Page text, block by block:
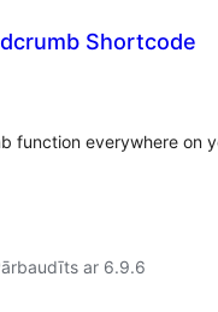
Shortcode
function everywhere on
ar 6.9.6